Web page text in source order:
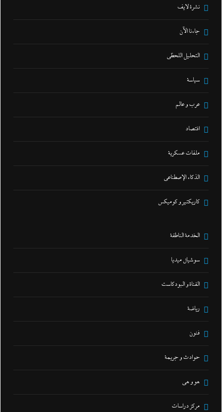
نشرة لايف
جاءنا الآن
التحليل اللحظي
سياسة
عرب و عالم
اقتصاد
ملفات عسكرية
الذكاء الإصطناعي
كاريكتير و كوميكس
الخدمة الناطقة
سوشيال ميديا
القناة و البودكاست
رياضة
فنون
حوادث و جريمة
هو و هي
مركز دراسات